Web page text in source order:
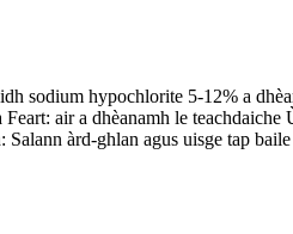
sodium hypochlorite 5-12% a
air a dhèanamh le teachdaiche
àrd-ghlan agus uisge tap